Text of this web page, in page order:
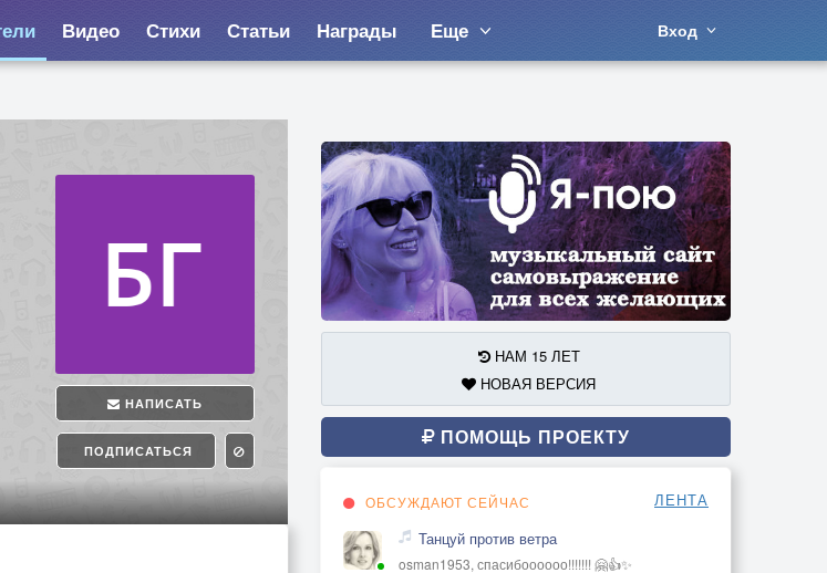
Видео Стихи Статьи Награды Еще Вход
НАПИСАТЬ
ПОДПИСАТЬСЯ
НАМ 15 ЛЕТ
НОВАЯ ВЕРСИЯ
ПОМОЩЬ ПРОЕКТУ
ОБСУЖДАЮТ СЕЙЧАС ЛЕНТА
Танцуй против ветра
osman1953, спасибоооооо!!!!!!! 🤗👍✨